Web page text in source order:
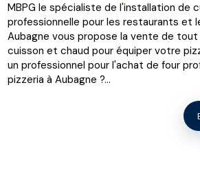
MBPG le spécialiste de l'installation de
professionnelle pour les restaurants et
Aubagne vous propose la vente de
cuisson et chaud pour équiper votre
un professionnel pour l'achat de four
pizzeria à Aubagne ?...